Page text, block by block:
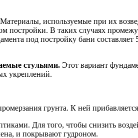
используемые при их
постройки. В таких случаях
под постройку бани
стульями. Этот вариант
укреплений.
грунта. К ней
Для того, чтобы снизить
и покрывают гудроном.